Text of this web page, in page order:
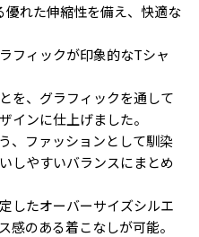
優れた伸縮性を備え、快適な
フィックが印象的なTシャ
を、グラフィックを通して
インに仕上げました。
、ファッションとして馴染
しやすいバランスにまとめ
したオーバーサイズシルエ
感のある着こなしが可能。